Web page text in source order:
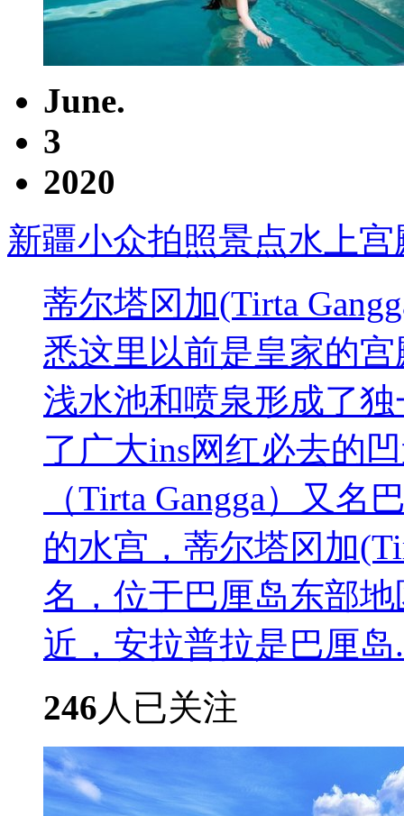
June.
3
2020
新疆小众拍照景点水上
蒂尔塔冈加(Tirta
悉这里以前是皇家的
浅水池和喷泉形成了
了广大ins网红必去的
（Tirta Gangga）又
的水宫，蒂尔塔冈加
名，位于巴厘岛东部
近，安拉普拉是巴厘岛
246 人已关注